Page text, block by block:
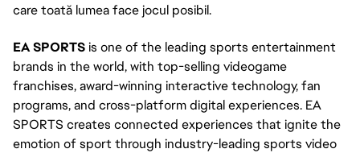
care toată lumea face jocul posibil.
EA SPORTSis one of the leading sports entertainment
brands in the world, with top-selling videogame
franchises, award-winning interactive technology, fan
programs, and cross-platform digital experiences. EA
SPORTS creates connected experiences that ignite the
emotion of sport through industry-leading sports video